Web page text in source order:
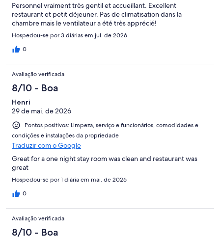
Personnel vraiment très gentil et accueillant. Excellent
restaurant et petit déjeuner. Pas de climatisation dans la
chambre mais le ventilateur a été très apprécié!
Hospedou-se por 3 diárias em jul. de 2026
0
Avaliação verificada
8/10 - Boa
Henri
29 de mai. de 2026
Pontos positivos: Limpeza, serviço e funcionários, comodidades e
condições e instalações da propriedade
Traduzir com o Google
Great for a one night stay room was clean and restaurant was
great
Hospedou-se por 1 diária em mai. de 2026
0
Avaliação verificada
8/10 - Boa